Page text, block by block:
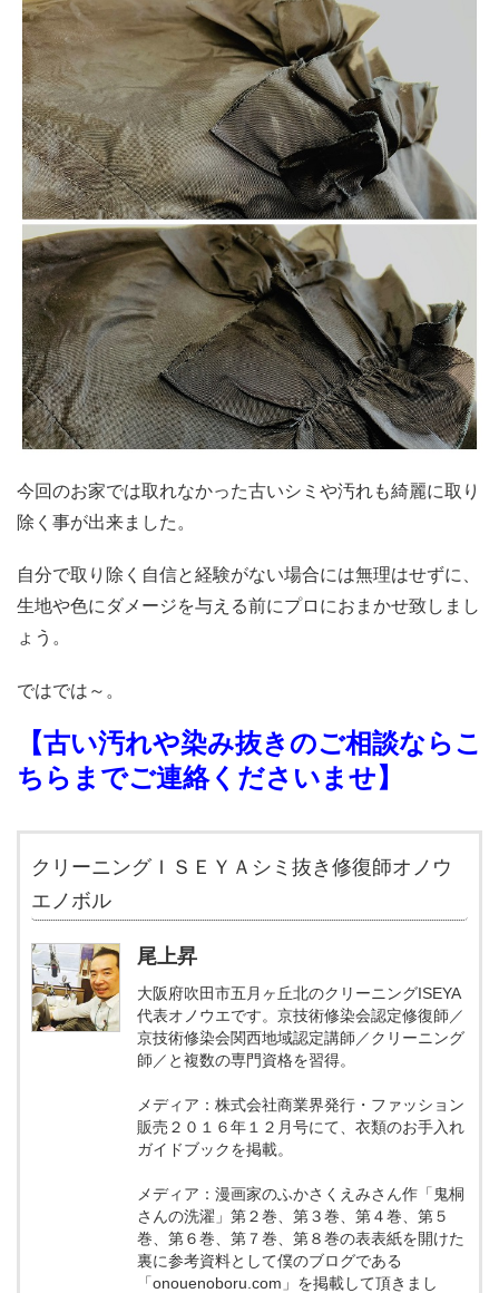
今回のお家では取れなかった古いシミや汚れも綺麗に取り
除く事が出来ました。
自分で取り除く自信と経験がない場合には無理はせずに、
生地や色にダメージを与える前にプロにおまかせ致しまし
ょう。
ではでは～。
【古い汚れや染み抜きのご相談ならこ
ちらまでご連絡くださいませ】
クリーニングＩＳＥＹＡシミ抜き修復師オノウ
エノボル
尾上昇
大阪府吹田市五月ヶ丘北のクリーニングISEYA
代表オノウエです。京技術修染会認定修復師／
京技術修染会関西地域認定講師／クリーニング
師／と複数の専門資格を習得。
メディア：株式会社商業界発行・ファッション
販売２０１６年１２月号にて、衣類のお手入れ
ガイドブックを掲載。
メディア：漫画家のふかさくえみさん作「鬼桐
さんの洗濯」第２巻、第３巻、第４巻、第５
巻、第６巻、第７巻、第８巻の表表紙を開けた
裏に参考資料として僕のブログである
「onouenoboru.com」を掲載して頂きまし